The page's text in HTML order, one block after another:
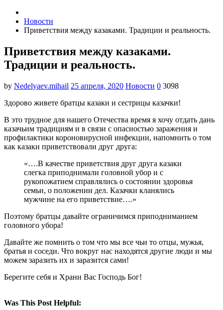
Новости
Приветствия между казаками. Традиции и реальность.
Приветствия между казаками.
Традиции и реальность.
by Nedelyaev.mihail 25 апреля, 2020 Новости 0 3098
Здорово живете братцы казаки и сестрицы казачки!
В это трудное для нашего Отечества время я хочу отдать дань
казачьим традициям и в связи с опасностью заражения и
профилактики короновирусной инфекции, напомнить о том
как казаки приветствовали друг друга:
«….В качестве приветствия друг друга казаки
слегка приподнимали головной убор и с
рукопожатием справлялись о состоянии здоровья
семьи, о положении дел. Казачки кланялись
мужчине на его приветствие….»
Поэтому братцы давайте ограничимся приподниманием
головного убора!
Давайте же помнить о том что мы все чьи то отцы, мужья,
братья и соседи. Что вокруг нас находятся другие люди и мы
можем заразить их и заразится сами!
Берегите себя и Храни Вас Господь Бог!
Was This Post Helpful: